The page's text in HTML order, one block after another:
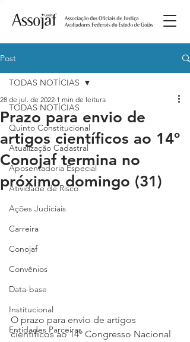
Post
TODAS NOTÍCIAS
Quinto Constitucional
Atualização Cadastral
Aposentadoria Especial
Atividade de Risco
Ações Judiciais
Carreira
Conojaf
Convênios
Data-base
Institucional
Entidades Parceiras
TODAS NOTÍCIAS
Prazo para envio de
artigos científicos ao 14º
Conojaf termina no
próximo domingo (31)
28 de jul. de 2022 1 min de leitura
O prazo para envio de artigos
científicos ao 14º Congresso Nacional